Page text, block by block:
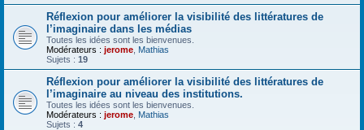
Réflexion pour améliorer la visibilité des littératures de
l’imaginaire dans les médias
Toutes les idées sont les bienvenues.
Modérateurs : jerome Mathias
Sujets : 19
Réflexion pour améliorer la visibilité des littératures de
l’imaginaire au niveau des institutions.
Toutes les idées sont les bienvenues.
Modérateurs : jerome Mathias
Sujets : 4